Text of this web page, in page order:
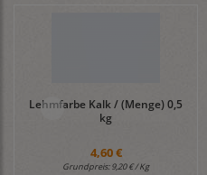
Lehmfarbe Kalk / (Menge) 0,5
kg
4,60 €
Grundpreis:9,20 € / Kg